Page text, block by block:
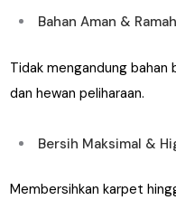
Bahan Aman &
Tidak mengandung bahan
dan hewan peliharaan.
Bersih Maksimal &
Membersihkan karpet